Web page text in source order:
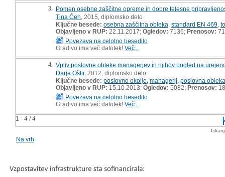
1 - 4 / 4
3. Pomen osebne zaščitne opreme in dobre telesne
Tina Čeh , 2015, diplomsko delo
Ključne besede: osebna zaščitna obleka standard EN 469
Objavljeno v RUP: 22.11.2017; Ogledov: 7136; Prenosov: 71
Povezava na celotno besedilo
Gradivo ima več datotek! Več...
4. Vpliv poslovne obleke managerjev in njihov pogled na
Darja Oštir, 2012, diplomsko delo
Ključne besede: poslovno okolje managerji poslovna obleka
Objavljeno v RUP: 15.10.2013; Ogledov: 5082; Prenosov:
Povezava na celotno besedilo
Gradivo ima več datotek! Več...
Na vrh